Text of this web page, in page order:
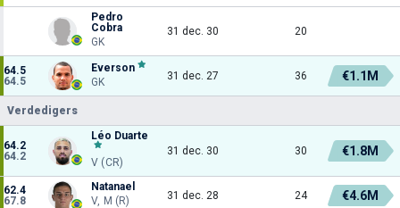
Pedro
Cobra
GK
31 dec. 30 20
64.5
64.5
Everson
GK
31 dec. 27 36 €1.1M
Verdedigers
64.2
64.2
Léo Duarte
V (CR)
31 dec. 30 30 €1.8M
62.4
67.8
Natanael
V, M (R)
31 dec. 28 24 €4.6M